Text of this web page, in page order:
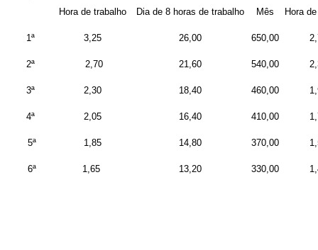
Hora de trabalho
Dia de 8 horas de trabalho Mês Hora
1ª 3,25 26,00 650,00
2ª 2,70 21,60 540,00
3ª 2,30 18,40 460,00
4ª 2,05 16,40 410,00
5ª 1,85 14,80 370,00
6ª 1,65 13,20 330,00